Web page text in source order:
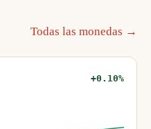
Todas las monedas →
+0.10%